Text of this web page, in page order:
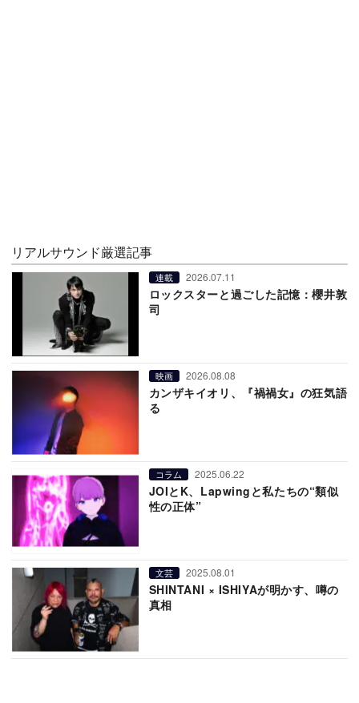
リアルサウンド厳選記事
連載 2026.07.11
ロックスターと過ごした記憶：櫻井敦
司
映画 2026.08.08
カンザキイオリ、『禍禍女』の狂気語
る
コラム 2025.06.22
JOIとK、Lapwingと私たちの“類似
性の正体”
文芸 2025.08.01
SHINTANI × ISHIYAが明かす、噂の
真相